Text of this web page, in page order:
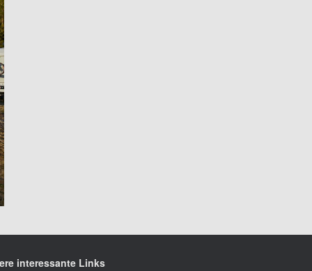
interessante Links